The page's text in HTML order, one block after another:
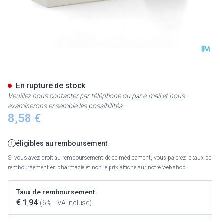
8,58 €
éligibles au remboursement
Si vous avez droit au remboursement de ce médicament, vous paierez le taux de
remboursement en pharmacie et non le prix affiché sur notre webshop.
Taux de remboursement
€ 1,94 (6% TVA incluse)
En rupture de stock
Veuillez nous contacter par téléphone ou par e-mail et nous
examinerons ensemble les possibilités.